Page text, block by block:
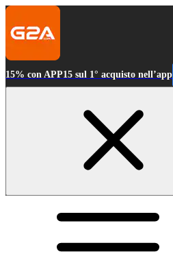
15% con APP15 sul 1° acquisto nell’app